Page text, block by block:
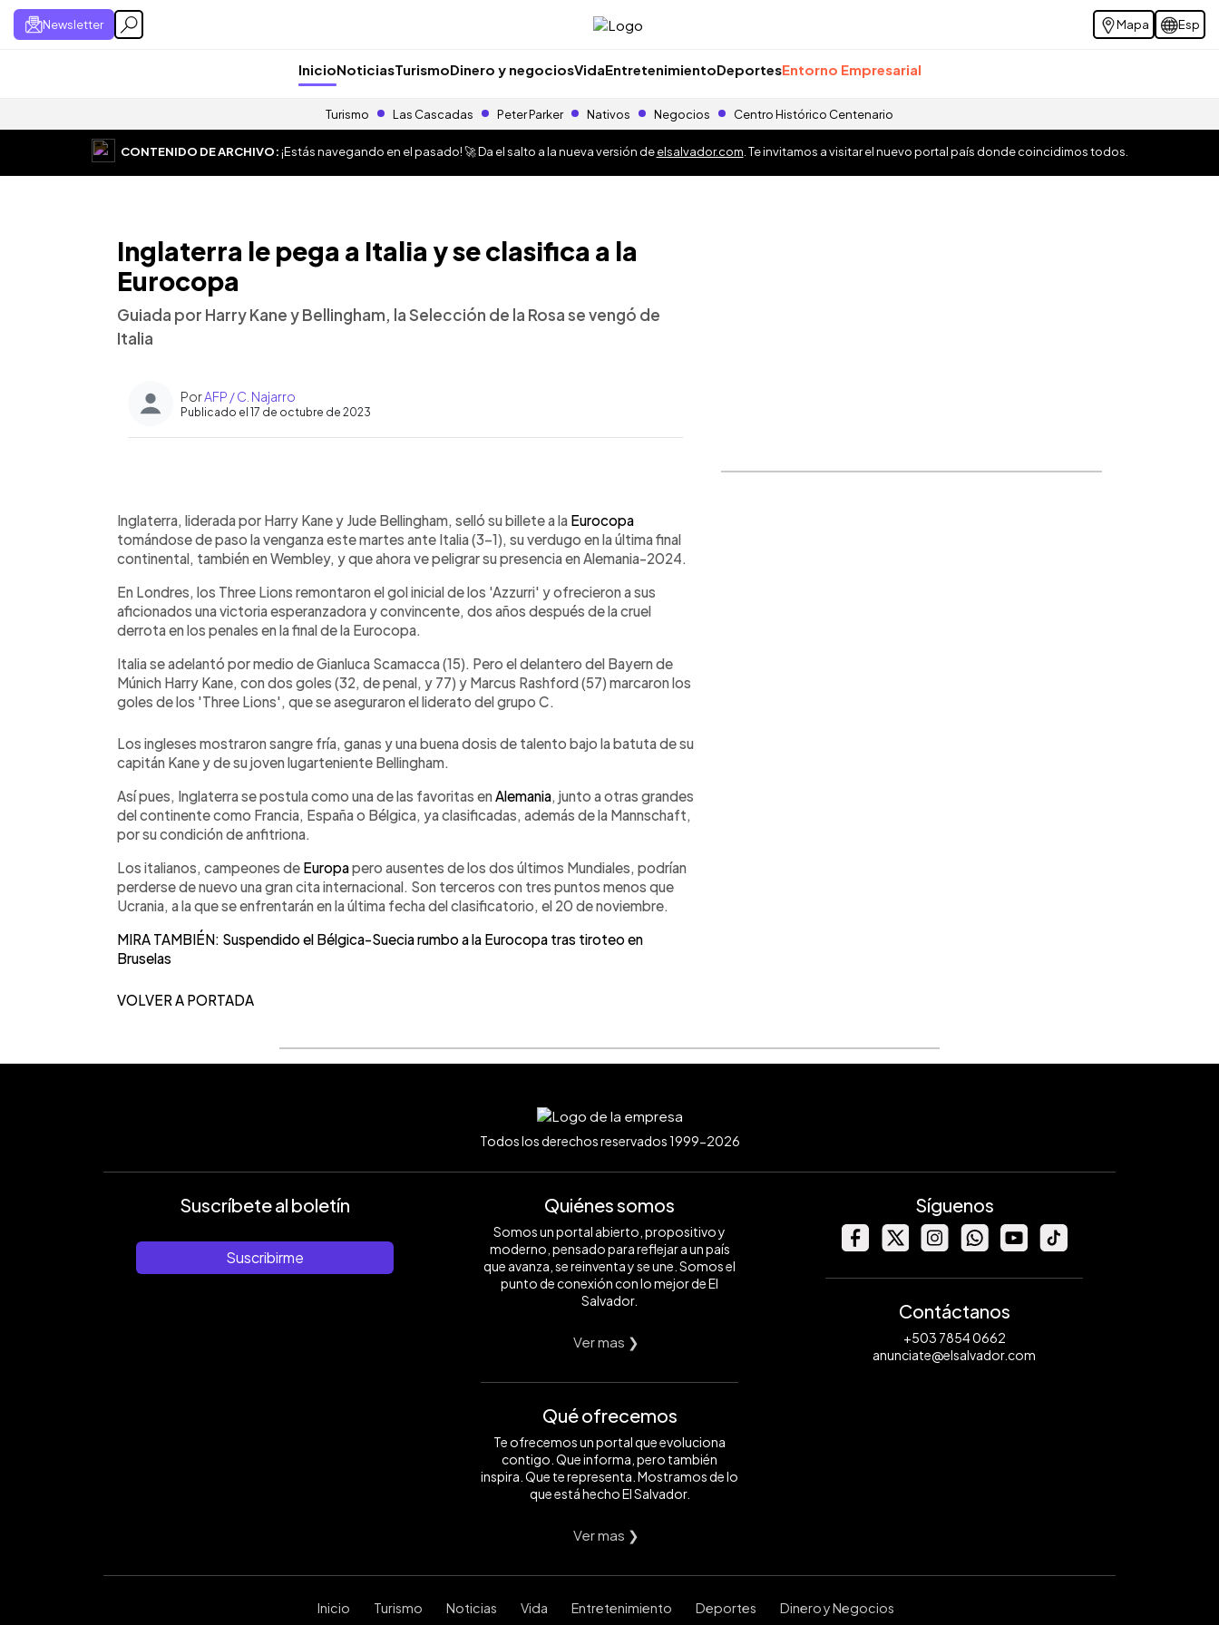
Newsletter Mapa Esp
InicioNoticiasTurismoDinero y negociosVidaEntretenimientoDeportesEntorno Empresarial
Turismo Las Cascadas Peter Parker Nativos Negocios Centro Histórico Centenario
CONTENIDO DE ARCHIVO:¡Estás navegando en el pasado! 🚀 Da el salto a la nueva versión deelsalvador.com . Te invitamos a visitar el nuevo portal país donde coincidimos todos.
Inglaterra le pega a Italia y se clasifica a la
Eurocopa
Guiada por Harry Kane y Bellingham, la Selección de la Rosa se vengó de
Italia
PorAFP / C. Najarro
Publicado el 17 de octubre de 2023
► Escuchar artículo
Inglaterra, liderada por Harry Kane y Jude Bellingham, selló su billete a la Eurocopa
tomándose de paso la venganza este martes ante Italia (3-1), su verdugo en la última final
continental, también en Wembley, y que ahora ve peligrar su presencia en Alemania-2024.
En Londres, los Three Lions remontaron el gol inicial de los 'Azzurri' y ofrecieron a sus
aficionados una victoria esperanzadora y convincente, dos años después de la cruel
derrota en los penales en la final de la Eurocopa.
Italia se adelantó por medio de Gianluca Scamacca (15). Pero el delantero del Bayern de
Múnich Harry Kane, con dos goles (32, de penal, y 77) y Marcus Rashford (57) marcaron los
goles de los 'Three Lions', que se aseguraron el liderato del grupo C.
Los ingleses mostraron sangre fría, ganas y una buena dosis de talento bajo la batuta de su
capitán Kane y de su joven lugarteniente Bellingham.
Así pues, Inglaterra se postula como una de las favoritas enAlemania, junto a otras grandes
del continente como Francia, España o Bélgica, ya clasificadas, además de la Mannschaft,
por su condición de anfitriona.
Los italianos, campeones de Europapero ausentes de los dos últimos Mundiales, podrían
perderse de nuevo una gran cita internacional. Son terceros con tres puntos menos que
Ucrania, a la que se enfrentarán en la última fecha del clasificatorio, el 20 de noviembre.
MIRA TAMBIÉN: Suspendido el Bélgica-Suecia rumbo a la Eurocopa tras tiroteo en
Bruselas
VOLVER A PORTADA
Todos los derechos reservados 1999-2026
Suscríbete al boletín
Suscribirme
Quiénes somos
Somos un portal abierto, propositivo y
moderno, pensado para reflejar a un país
que avanza, se reinventa y se une. Somos el
punto de conexión con lo mejor de El
Salvador.
Ver mas ❯
Qué ofrecemos
Te ofrecemos un portal que evoluciona
contigo. Que informa, pero también
inspira. Que te representa. Mostramos de lo
que está hecho El Salvador.
Ver mas ❯
Síguenos
Contáctanos
+503 7854 0662
anunciate@elsalvador.com
Inicio Turismo Noticias Vida Entretenimiento Deportes Dinero y Negocios